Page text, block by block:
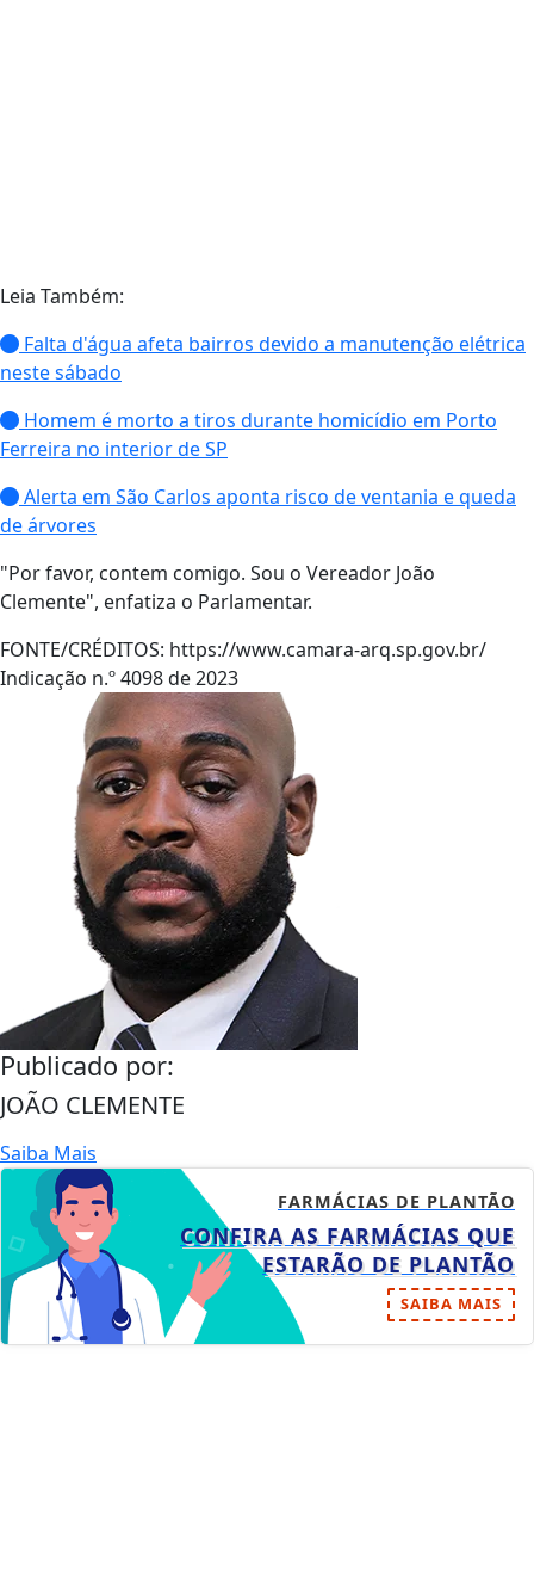
Leia Também:
Falta d'água afeta bairros devido a manutenção elétrica
neste sábado
Homem é morto a tiros durante homicídio em Porto
Ferreira no interior de SP
Alerta em São Carlos aponta risco de ventania e queda
de árvores
"Por favor, contem comigo. Sou o Vereador João
Clemente", enfatiza o Parlamentar.
FONTE/CRÉDITOS: https://www.camara-arq.sp.gov.br/
Indicação n.º 4098 de 2023
Publicado por:
JOÃO CLEMENTE
Saiba Mais
FARMÁCIAS DE PLANTÃO
CONFIRA AS FARMÁCIAS QUE
ESTARÃO DE PLANTÃO
SAIBA MAIS